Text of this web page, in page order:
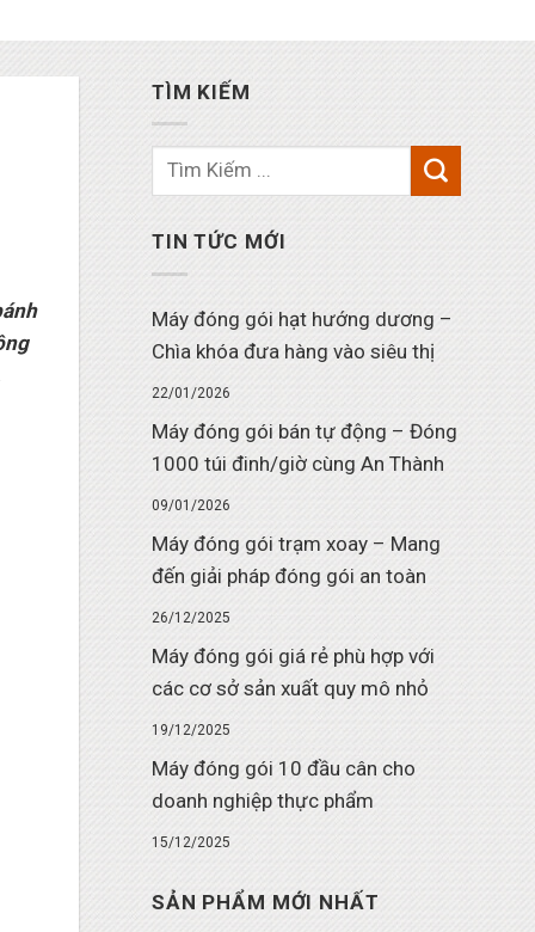
TÌM KIẾM
TIN TỨC MỚI
Máy đóng gói hạt hướng dương –
Chìa khóa đưa hàng vào siêu thị
22/01/2026
Máy đóng gói bán tự động – Đóng
1000 túi đinh/giờ cùng An Thành
09/01/2026
Máy đóng gói trạm xoay – Mang
đến giải pháp đóng gói an toàn
26/12/2025
Máy đóng gói giá rẻ phù hợp với
các cơ sở sản xuất quy mô nhỏ
19/12/2025
Máy đóng gói 10 đầu cân cho
doanh nghiệp thực phẩm
15/12/2025
SẢN PHẨM MỚI NHẤT